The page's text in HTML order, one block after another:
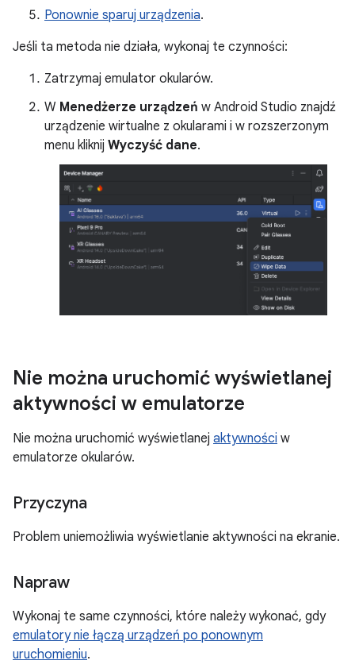
Ponownie sparuj urządzenia.
Jeśli ta metoda nie działa, wykonaj te czynności:
Zatrzymaj emulator okularów.
W Menedżerze urządzeń w Android Studio znajdź
urządzenie wirtualne z okularami i w rozszerzonym
menu kliknij Wyczyść dane.
Nie można uruchomić wyświetlanej
aktywności w emulatorze
Nie można uruchomić wyświetlanej aktywności w
emulatorze okularów.
Przyczyna
Problem uniemożliwia wyświetlanie aktywności na ekranie.
Napraw
Wykonaj te same czynności, które należy wykonać, gdy
emulatory nie łączą urządzeń po ponownym
uruchomieniu.